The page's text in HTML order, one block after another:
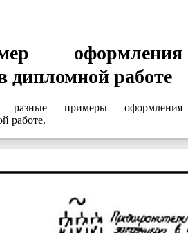
оформления
дипломной работе
разные примеры оформления
работе.